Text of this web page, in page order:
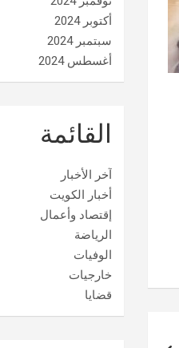
أكتوبر 2024
سبتمبر 2024
أغسطس 2024
القائمة
آخر الأخبار
أخبار الكويت
إقتصاد وأعمال
الرياضة
الوفيات
خارجيات
قضايا